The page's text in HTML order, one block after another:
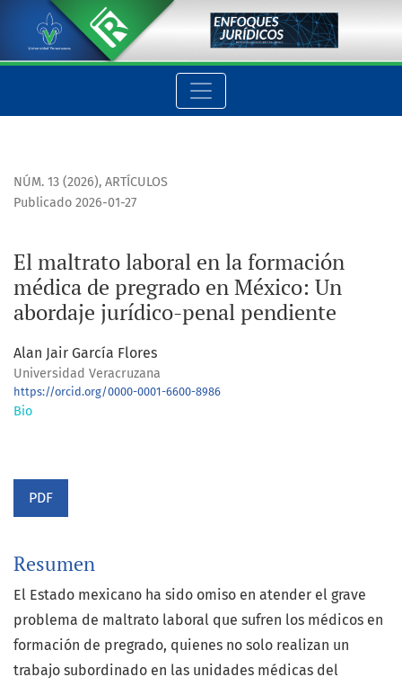
El maltrato laboral en la formación médica de pregrado en
NÚM. 13 (2026), ARTÍCULOS
El maltrato laboral en la formación
médica de pregrado en México: Un
abordaje jurídico-penal pendiente
Publicado 2026-01-27
Alan Jair García Flores
Universidad Veracruzana
https://orcid.org/0000-0001-6600-8986
Bio
PDF
Resumen
El Estado mexicano ha sido omiso en atender el grave
problema de maltrato laboral que sufren los médicos en
formación de pregrado, quienes no solo realizan un
trabajo subordinado en las unidades médicas del